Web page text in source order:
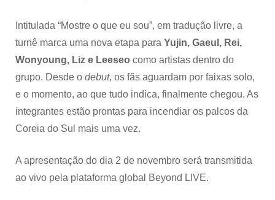
Intitulada “Mostre o que eu sou”, em tradução livre, a
turnê marca uma nova etapa para Yujin, Gaeul, Rei,
Wonyoung, Liz e Leeseo como artistas dentro do
grupo. Desde o debut, os fãs aguardam por faixas solo,
e o momento, ao que tudo indica, finalmente chegou. As
integrantes estão prontas para incendiar os palcos da
Coreia do Sul mais uma vez.
A apresentação do dia 2 de novembro será transmitida
ao vivo pela plataforma global Beyond LIVE.